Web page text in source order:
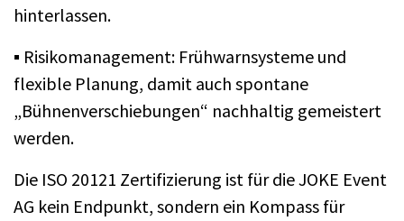
hinterlassen.
▪ Risikomanagement: Frühwarnsysteme und
flexible Planung, damit auch spontane
„Bühnenverschiebungen“ nachhaltig gemeistert
werden.
Die ISO 20121 Zertifizierung ist für die JOKE Event
AG kein Endpunkt, sondern ein Kompass für